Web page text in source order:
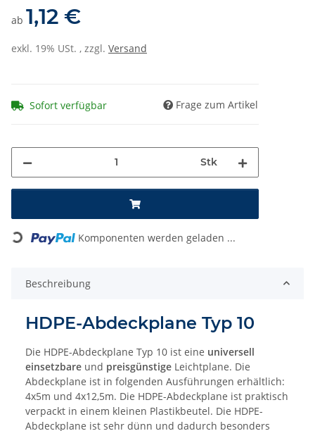
ab 1,12 €
exkl. 19% USt. , zzgl. Versand
Sofort verfügbar Frage zum Artikel
Stk
Loading... Komponenten werden geladen ...
Beschreibung
HDPE-Abdeckplane Typ 10
Die HDPE-Abdeckplane Typ 10 ist eine universell
einsetzbare und preisgünstige Leichtplane. Die
Abdeckplane ist in folgenden Ausführungen erhältlich:
4x5m und 4x12,5m. Die HDPE-Abdeckplane ist praktisch
verpackt in einem kleinen Plastikbeutel. Die HDPE-
Abdeckplane ist sehr dünn und dadurch besonders